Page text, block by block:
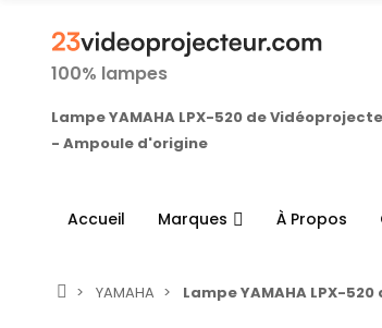
100% lampes
Lampe YAMAHA LPX-520 de
- Ampoule d'origine
Accueil Marques À Propos
YAMAHA Lampe YAMAHA LPX-